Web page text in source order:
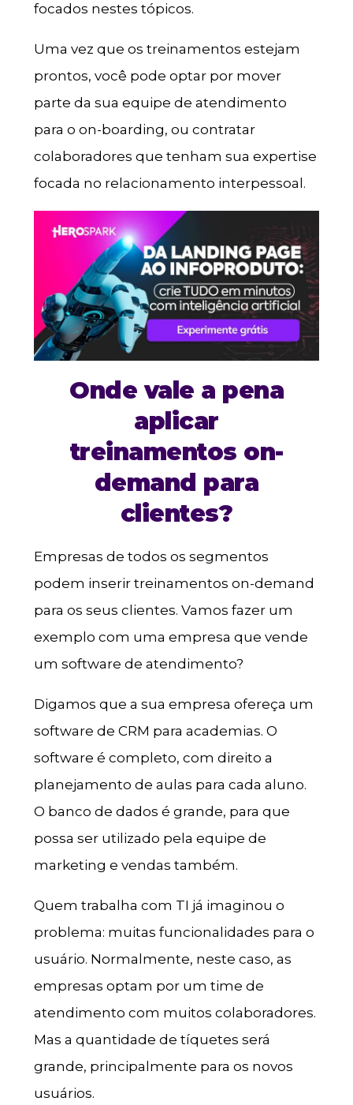
focados nestes tópicos.
Uma vez que os treinamentos estejam
prontos, você pode optar por mover
parte da sua equipe de atendimento
para o on-boarding, ou contratar
colaboradores que tenham sua expertise
focada no relacionamento interpessoal.
Onde vale a pena
aplicar
treinamentos on-
demand para
clientes?
Empresas de todos os segmentos
podem inserir treinamentos on-demand
para os seus clientes. Vamos fazer um
exemplo com uma empresa que vende
um software de atendimento?
Digamos que a sua empresa ofereça um
software de CRM para academias. O
software é completo, com direito a
planejamento de aulas para cada aluno.
O banco de dados é grande, para que
possa ser utilizado pela equipe de
marketing e vendas também.
Quem trabalha com TI já imaginou o
problema: muitas funcionalidades para o
usuário. Normalmente, neste caso, as
empresas optam por um time de
atendimento com muitos colaboradores.
Mas a quantidade de tíquetes será
grande, principalmente para os novos
usuários.